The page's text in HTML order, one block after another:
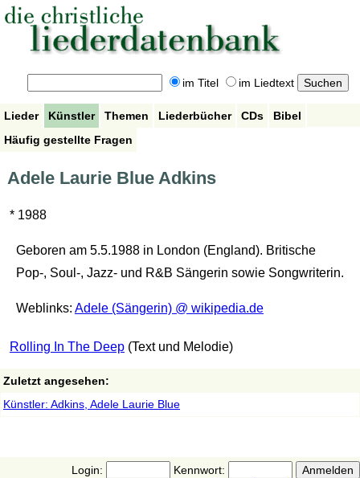
im Titel im Liedtext
Lieder Künstler Themen Liederbücher CDs
Bibel
Häufig gestellte Fragen
Adele Laurie Blue Adkins
* 1988
Geboren am 5.5.1988 in London (England). Britische
Pop-, Soul-, Jazz- und R&B Sängerin sowie Songwriterin.
Weblinks: Adele (Sängerin) @ wikipedia.de
Rolling In The Deep (Text und Melodie)
Zuletzt angesehen:
Künstler: Adkins, Adele Laurie Blue
Login:
Kennwort: